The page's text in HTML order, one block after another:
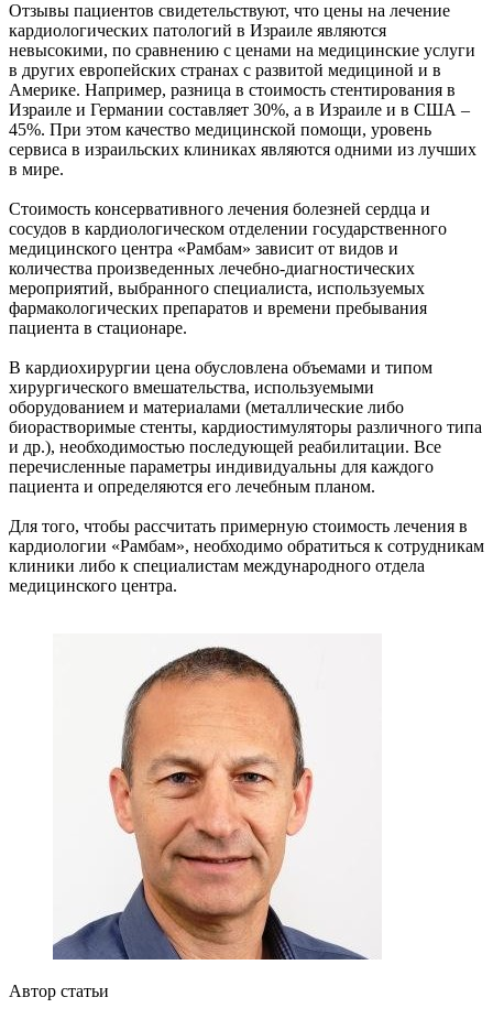
Отзывы пациентов свидетельствуют, что цены на лечение
кардиологических патологий в Израиле являются
невысокими, по сравнению с ценами на медицинские услуги
в других европейских странах с развитой медициной и в
Америке. Например, разница в стоимость стентирования в
Израиле и Германии составляет 30%, а в Израиле и в США –
45%. При этом качество медицинской помощи, уровень
сервиса в израильских клиниках являются одними из лучших
в мире.
Стоимость консервативного лечения болезней сердца и
сосудов в кардиологическом отделении государственного
медицинского центра «Рамбам» зависит от видов и
количества произведенных лечебно-диагностических
мероприятий, выбранного специалиста, используемых
фармакологических препаратов и времени пребывания
пациента в стационаре.
В кардиохирургии цена обусловлена объемами и типом
хирургического вмешательства, используемыми
оборудованием и материалами (металлические либо
биорастворимые стенты, кардиостимуляторы различного типа
и др.), необходимостью последующей реабилитации. Все
перечисленные параметры индивидуальны для каждого
пациента и определяются его лечебным планом.
Для того, чтобы рассчитать примерную стоимость лечения в
кардиологии «Рамбам», необходимо обратиться к сотрудникам
клиники либо к специалистам международного отдела
медицинского центра.
Автор статьи